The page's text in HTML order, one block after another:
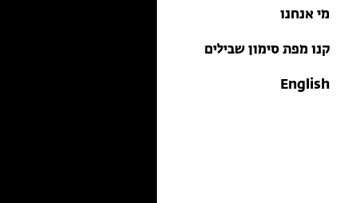
מי אנחנו
קנו מפת סימון שבילים
English